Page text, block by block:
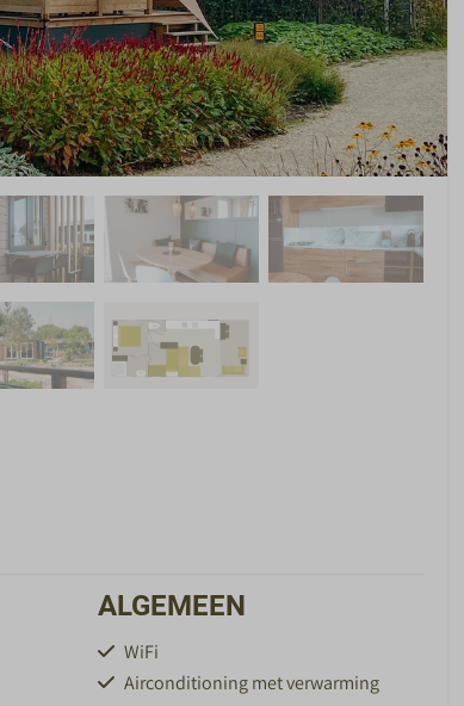
ALGEMEEN
WiFi
Airconditioning met verwarming